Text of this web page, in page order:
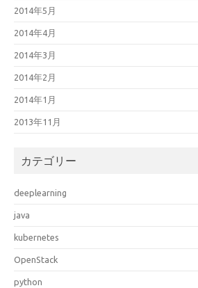
2014年5月
2014年4月
2014年3月
2014年2月
2014年1月
2013年11月
カテゴリー
deeplearning
java
kubernetes
OpenStack
python